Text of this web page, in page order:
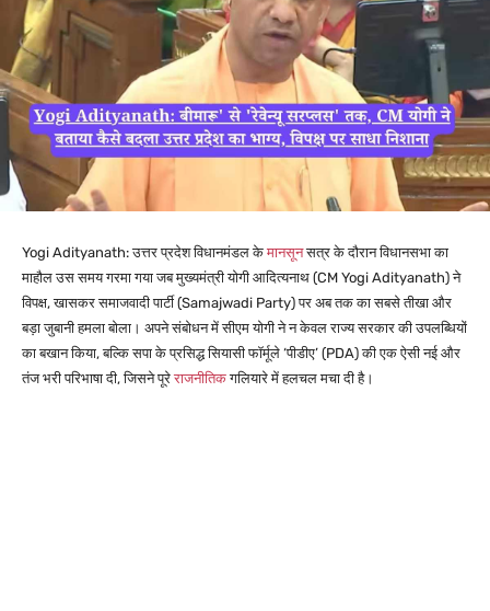
Yogi Adityanath: उत्तर प्रदेश विधानमंडल केमानसूनसत्र के दौरान विधानसभा का
माहौल उस समय गरमा गया जब मुख्यमंत्री योगी आदित्यनाथ (CM Yogi Adityanath) ने
विपक्ष, खासकर समाजवादी पार्टी (Samajwadi Party) पर अब तक का सबसे तीखा और
बड़ा जुबानी हमला बोला। अपने संबोधन में सीएम योगी ने न केवल राज्य सरकार की उपलब्धियों
का बखान किया, बल्कि सपा के प्रसिद्ध सियासी फॉर्मूले ‘पीडीए’ (PDA) की एक ऐसी नई और
तंज भरी परिभाषा दी, जिसने पूरेराजनीतिकगलियारे में हलचल मचा दी है।